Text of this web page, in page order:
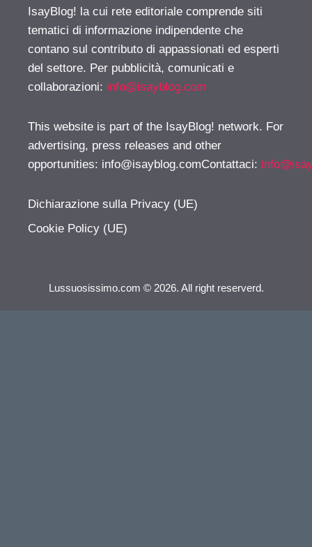
IsayBlog! la cui rete editoriale comprende siti
tematici di informazione indipendente che
contano sul contributo di appassionati ed esperti
del settore. Per pubblicità, comunicati e
collaborazioni: info@isayblog.com
This website is part of the IsayBlog! network. For
advertising, press releases and other
opportunities: info@isayblog.comContattaci:
Dichiarazione sulla Privacy (UE)
Cookie Policy (UE)
Lussuosissimo.com © 2026. All right reserverd.